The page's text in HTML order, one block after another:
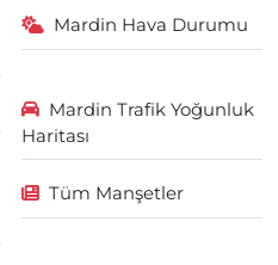
Mardin Hava Durumu
Mardin Trafik Yoğunluk
Haritası
Tüm Manşetler